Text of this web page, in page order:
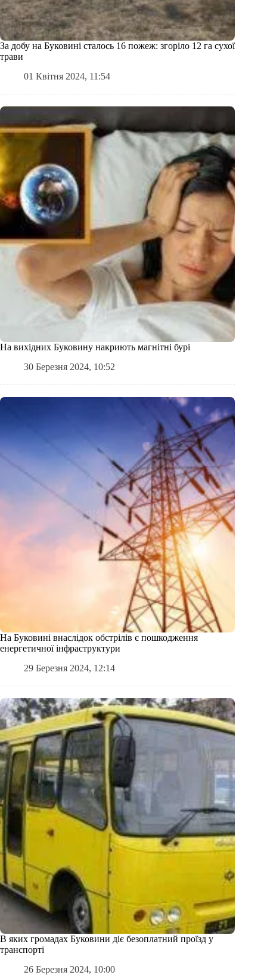
За добу на Буковині сталось 16 пожеж: згоріло 12 га сухої
трави
01 Квітня 2024, 11:54
На вихідних Буковину накриють магнітні бурі
30 Березня 2024, 10:52
На Буковині внаслідок обстрілів є пошкодження
енергетичної інфраструктури
29 Березня 2024, 12:14
В яких громадах Буковини діє безоплатний проїзд у
транспорті
26 Березня 2024, 10:00